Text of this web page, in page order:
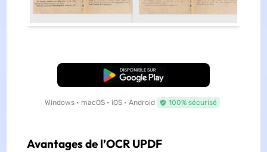
TÉLÉCHARGER
Windows • macOS • iOS • Android 100% sécurisé
Avantages de l’OCR UPDF